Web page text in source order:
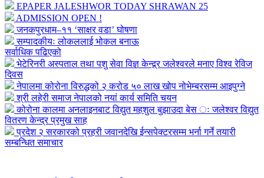
EPAPER JALESHWOR TODAY SHRAWAN 25
ADMISSION OPEN !
जनकपुरधाम–११ ‘साक्षर वडा’ घोषणा
सम्पादकीयः लोकललाई भोकल बनाऊ
सर्वाधिक पढिएको
भेटेरिनरी अस्पताल तथा पशु सेवा विज्ञ केन्द्र्र जलेश्वरले मनाए विश्व रेविज
दिवस
नेपालमा कोरोना विरुद्धको २ करोड ५० लाख खोप नोभेम्बरसम्म आइपुग्ने
श्री लहेरी समाज नेपालको नयां कार्य समिति चयन
कोरोना कालमा अनलाइनबाट विद्युत महशुल बुझाउदा बेस ः जलेश्वर विद्युत
वितरण केन्द्र प्रमुख साह
प्रदेश २ सरकारको प्रहरी जवानदेखि ईन्सपेक्टरसम्म भर्ना गर्ने तयारी
सम्बन्धित समाचार